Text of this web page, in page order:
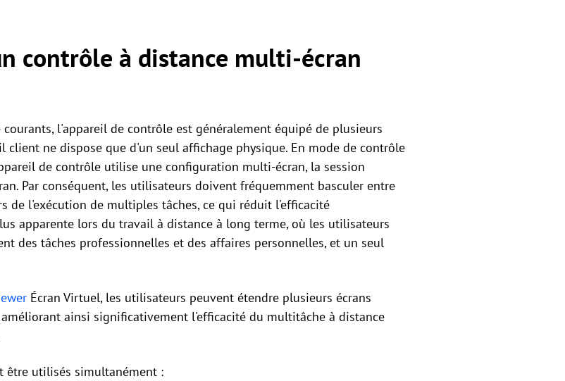
contrôle à distance multi-écran
l'appareil de contrôle est généralement équipé de plusieurs
client ne dispose que d'un seul affichage physique. En mode de contrôle
de contrôle utilise une configuration multi-écran, la session
Par conséquent, les utilisateurs doivent fréquemment basculer entre
de l'exécution de multiples tâches, ce qui réduit l'efficacité
apparente lors du travail à distance à long terme, où les utilisateurs
des tâches professionnelles et des affaires personnelles, et un seul
Écran Virtuel, les utilisateurs peuvent étendre plusieurs écrans
ainsi significativement l'efficacité du multitâche à distance
être utilisés simultanément :